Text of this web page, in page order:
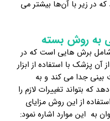
در زیر با آن‌ها بیشتر می
به روش بسته
برش هایی است که در
پزشک با استفاده از ابزار
جدا می کند و به
که بتواند تغییرات لازم را
از این روش مزایای
به این موارد اشاره نمود: